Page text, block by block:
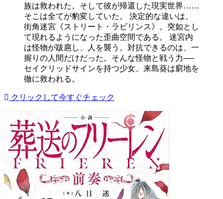
族は救われた。そして彼が帰還した現実世界……
そこは全てが豹変していた。 決定的な違いは、
街角迷宮《ストリート・ラビリンス》。突如とし
て現れるようになった歪曲空間である。 迷宮内
は怪物が跋扈し、人を襲う。対抗できるのは、一
握りの人間だけだった。そんな怪物と戦う力──
セイクリッドサインを持つ少女、来島葵は窮地を
徹に救われる。
クリックして今すぐチェック